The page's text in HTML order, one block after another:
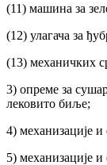
(11) машина за
(12) улагача за
(13) механичких
3) опреме за
лековито биље;
4) механизације
5) механизације